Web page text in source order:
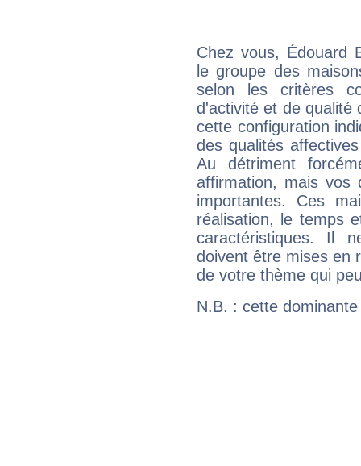
Chez vous, Édouard
le groupe des
selon les critères
d'activité et de qualité
cette configuration
des qualités
Au détriment
affirmation, mais
importantes. Ces
réalisation, le temps
caractéristiques. Il
doivent être mises en
de votre thème qui
N.B. : cette